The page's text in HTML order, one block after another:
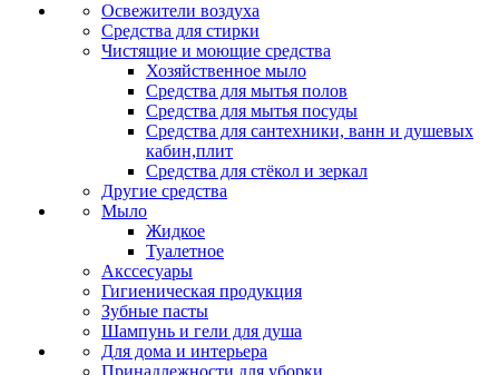
Освежители воздуха
Средства для стирки
Чистящие и моющие средства
Хозяйственное мыло
Средства для мытья полов
Средства для мытья посуды
Средства для сантехники, ванн и душевых
кабин,плит
Средства для стёкол и зеркал
Другие средства
Мыло
Жидкое
Туалетное
Акссесуары
Гигиеническая продукция
Зубные пасты
Шампунь и гели для душа
Для дома и интерьера
Принадлежности для уборки